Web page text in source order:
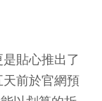
貼心推出了
前於官網預